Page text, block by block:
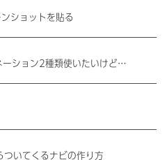
ショットを貼る
ション2種類使いたいけど…
いてくるナビの作り方